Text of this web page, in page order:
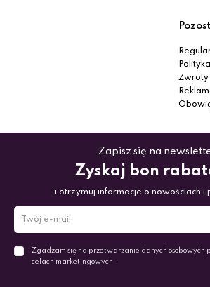
Zwroty
Zapisz się na
Zyskaj bon
i otrzymuj informacje o nowościach i
Zgadzam się na przetwarzanie danych osobowych
celach marketingowych.